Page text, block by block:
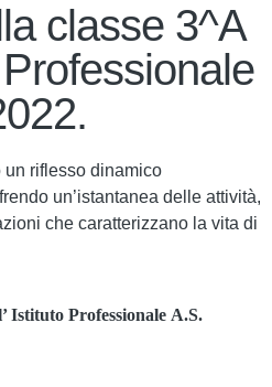
classe 3^A
un riflesso dinamico
un’istantanea delle attività,
che caratterizzano la vita di
Istituto Professionale A.S.